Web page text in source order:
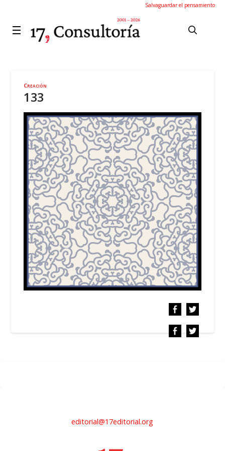
Salvaguardar el pensamiento
Creación
133
editorial@17editorial.org